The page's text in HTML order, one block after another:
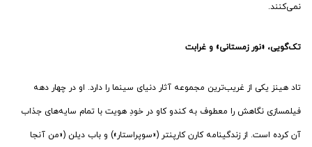
نمی‌کنند.
تک‌گویی، «نور زمستانی» و غرابت
تاد هینز یکی از غریب‌ترین مجموعه آثار دنیای سینما را دارد. او در چهار دهه
فیلمسازی نگاهش را معطوف به کندو کاو در خودِ هویت با تمام سایه‌های جذاب
آن کرده است. از زندگینامه کارن کارپنتر («سوپراستار») و باب دیلن («من آنجا